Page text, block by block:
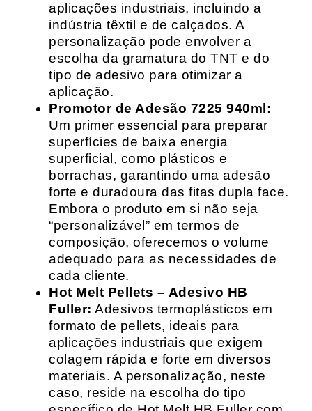
aplicações industriais, incluindo a
indústria têxtil e de calçados. A
personalização pode envolver a
escolha da gramatura do TNT e do
tipo de adesivo para otimizar a
aplicação.
Promotor de Adesão 7225 940ml:
Um primer essencial para preparar
superfícies de baixa energia
superficial, como plásticos e
borrachas, garantindo uma adesão
forte e duradoura das fitas dupla face.
Embora o produto em si não seja
“personalizável” em termos de
composição, oferecemos o volume
adequado para as necessidades de
cada cliente.
Hot Melt Pellets – Adesivo HB
Fuller: Adesivos termoplásticos em
formato de pellets, ideais para
aplicações industriais que exigem
colagem rápida e forte em diversos
materiais. A personalização, neste
caso, reside na escolha do tipo